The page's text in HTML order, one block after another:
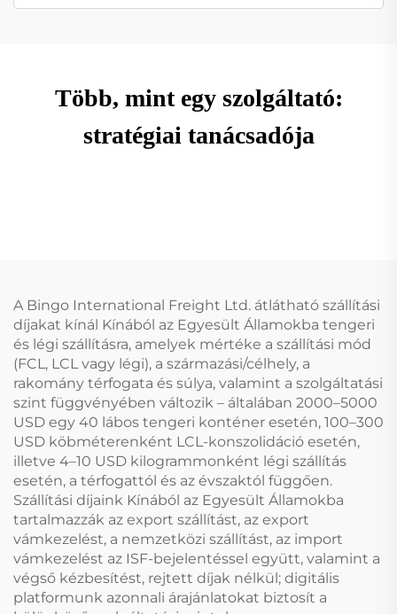
Több, mint egy szolgáltató:
stratégiai tanácsadója
A Bingo International Freight Ltd. átlátható szállítási
díjakat kínál Kínából az Egyesült Államokba tengeri
és légi szállításra, amelyek mértéke a szállítási mód
(FCL, LCL vagy légi), a származási/célhely, a
rakomány térfogata és súlya, valamint a szolgáltatási
szint függvényében változik – általában 2000–5000
USD egy 40 lábos tengeri konténer esetén, 100–300
USD köbméterenként LCL-konszolidáció esetén,
illetve 4–10 USD kilogrammonként légi szállítás
esetén, a térfogattól és az évszaktól függően.
Szállítási díjaink Kínából az Egyesült Államokba
tartalmazzák az export szállítást, az export
vámkezelést, a nemzetközi szállítást, az import
vámkezelést az ISF-bejelentéssel együtt, valamint a
végső kézbesítést, rejtett díjak nélkül; digitális
platformunk azonnali árajánlatokat biztosít a